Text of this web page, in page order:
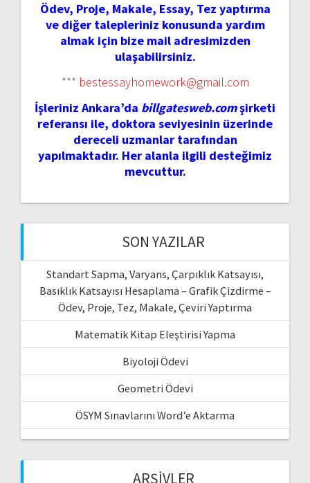
Ödev, Proje, Makale, Essay, Tez yaptırma
ve diğer talepleriniz konusunda yardım
almak için bize mail adresimizden
ulaşabilirsiniz.
*** bestessayhomework@gmail.com
İşleriniz Ankara’da billgatesweb.comşirketi
referansı ile, doktora seviyesinin üzerinde
dereceli uzmanlar tarafından
yapılmaktadır. Her alanla ilgili desteğimiz
mevcuttur.
SON YAZILAR
Standart Sapma, Varyans, Çarpıklık Katsayısı,
Basıklık Katsayısı Hesaplama – Grafik Çizdirme –
Ödev, Proje, Tez, Makale, Çeviri Yaptırma
Matematik Kitap Eleştirisi Yapma
Biyoloji Ödevi
Geometri Ödevi
ÖSYM Sınavlarını Word’e Aktarma
ARŞIVLER